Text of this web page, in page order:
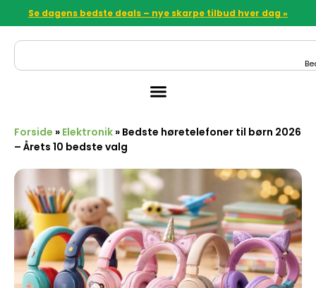
Se dagens bedste deals – nye skarpe tilbud hver dag »
Forside » Elektronik » Bedste høretelefoner til børn 2026
– Årets 10 bedste valg